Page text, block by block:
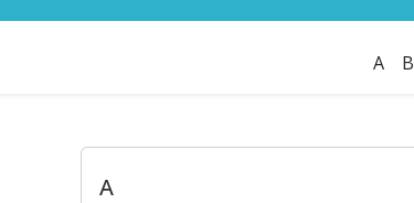
A B
A